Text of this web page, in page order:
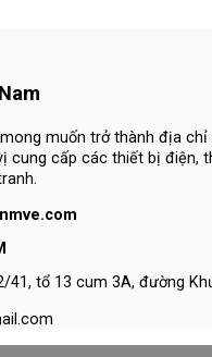
mong muốn trở thành địa chỉ
cung cấp các thiết bị điện,
41, tổ 13 cum 3A, đường